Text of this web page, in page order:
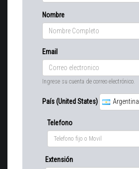
Nombre
Email
Ingrese su cuenta de correo electrónico.
País (United States) Argentina
Telefono
Extensión